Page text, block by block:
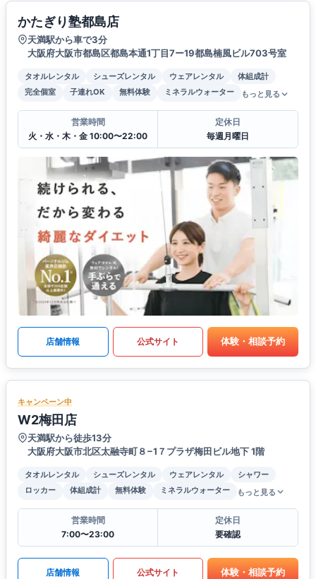
かたぎり塾都島店
天満駅から車で3分
大阪府大阪市都島区都島本通1丁目7ー19都島楠風ビル703号室
タオルレンタル シューズレンタル ウェアレンタル
体組成計
完全個室
子連れOK 無料体験 ミネラルウォーター もっと見る
営業時間
火・水・木・金 10:00〜22:00
定休日
毎週月曜日
店舗情報 公式サイト 体験・相談予約
キャンペーン中
W2梅田店
天満駅から徒歩13分
大阪府大阪市北区太融寺町８−1７プラザ梅田ビル地下 1階
タオルレンタル シューズレンタル ウェアレンタル
シャワー
ロッカー
体組成計 無料体験 ミネラルウォーター もっと見る
営業時間
7:00〜23:00
定休日
要確認
店舗情報 公式サイト 体験・相談予約